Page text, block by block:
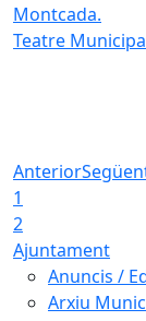
Teatre
Anterior
1
2
Ajuntament
Anuncis /
Arxiu